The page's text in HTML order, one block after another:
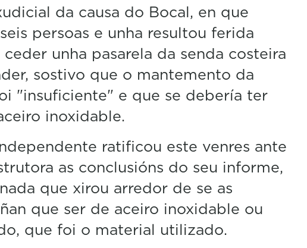
da causa do Bocal, en que
persoas e unha resultou ferida
unha pasarela da senda costeira
sostivo que o mantemento da
"insuficiente" e que se debería ter
inoxidable.
ratificou este venres ante
as conclusións do seu informe,
que xirou arredor de se as
que ser de aceiro inoxidable ou
que foi o material utilizado.